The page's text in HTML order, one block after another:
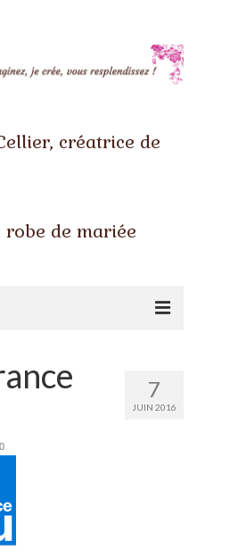
créatrice de
de mariée
astucieuse
intrépide
7
JUIN 2016
0